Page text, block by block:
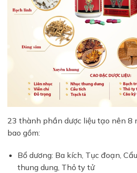
23 thành phần dược liệu tạo nên 8
bao gồm:
Bổ dương: Ba kích, Tục đoạn,
thung dung, Thỏ ty tử